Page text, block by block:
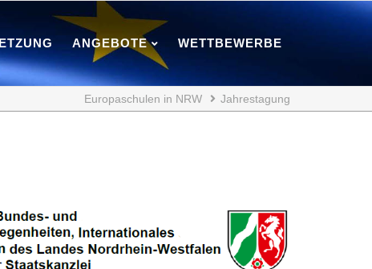
ANGEBOTE WETTBEWERBE
Europaschulen in NRW Jahrestagung